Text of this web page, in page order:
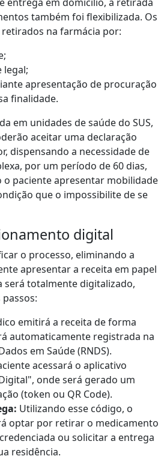
também foi flexibilizada. Os
na farmácia por:
legal;
apresentação de procuração
finalidade.
em unidades de saúde do SUS,
aceitar uma declaração
dispensando a necessidade de
por um período de 60 dias,
o paciente apresentar mobilidade
que o impossibilite de se
digital
o processo, eliminando a
apresentar a receita em papel
será totalmente digitalizado,
emitirá a receita de forma
automaticamente registrada na
em Saúde (RNDS).
acessará o aplicativo
onde será gerado um
(token ou QR Code).
Utilizando esse código, o
optar por retirar o medicamento
ou solicitar a entrega
residência.